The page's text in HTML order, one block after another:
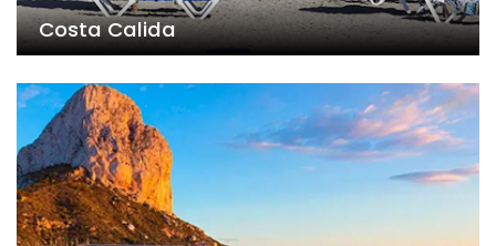
Costa Calida